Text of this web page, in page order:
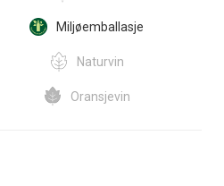
Miljøemballasje
Naturvin
Oransjevin